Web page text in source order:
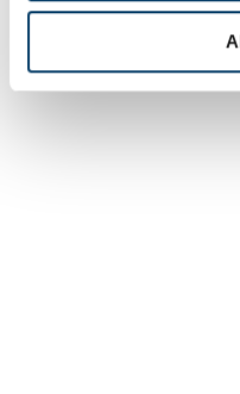
Weiterlesen